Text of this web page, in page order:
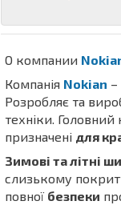
О компании
Компанія Nokian –
Розробляє та
техніки.
призначені для
Зимові та літні
слизькому
повної безпеки